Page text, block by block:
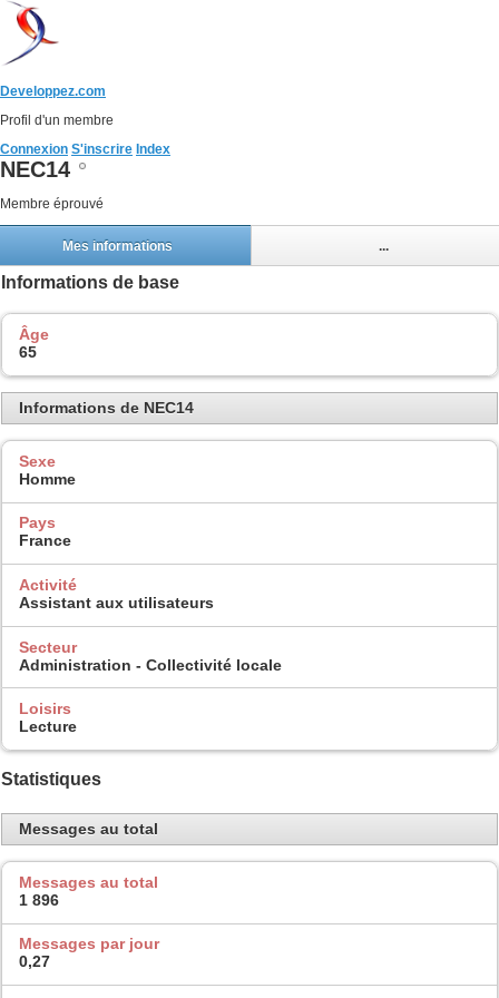
Developpez.com
Profil d'un membre
Connexion S'inscrire Index
NEC14
Membre éprouvé
Mes informations ...
Informations de base
Âge
65
Informations de NEC14
Sexe
Homme
Pays
France
Activité
Assistant aux utilisateurs
Secteur
Administration - Collectivité locale
Loisirs
Lecture
Statistiques
Messages au total
Messages au total
1 896
Messages par jour
0,27